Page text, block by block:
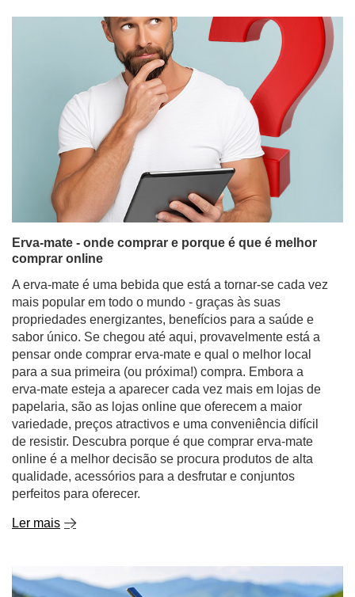
Erva-mate - onde comprar e porque é que é melhor
comprar online
A erva-mate é uma bebida que está a tornar-se cada vez
mais popular em todo o mundo - graças às suas
propriedades energizantes, benefícios para a saúde e
sabor único. Se chegou até aqui, provavelmente está a
pensar onde comprar erva-mate e qual o melhor local
para a sua primeira (ou próxima!) compra. Embora a
erva-mate esteja a aparecer cada vez mais em lojas de
papelaria, são as lojas online que oferecem a maior
variedade, preços atractivos e uma conveniência difícil
de resistir. Descubra porque é que comprar erva-mate
online é a melhor decisão se procura produtos de alta
qualidade, acessórios para a desfrutar e conjuntos
perfeitos para oferecer.
Ler mais